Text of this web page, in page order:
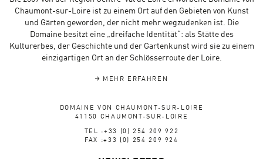
Chaumont-sur-Loire ist zu einem Ort auf den Gebieten von Kunst
und Gärten geworden, der nicht mehr wegzudenken ist. Die
Domaine besitzt eine „dreifache Identität“: als Stätte des
Kulturerbes, der Geschichte und der Gartenkunst wird sie zu einem
einzigartigen Ort an der Schlösserroute der Loire.
MEHR ERFAHREN
DOMAINE VON CHAUMONT-SUR-LOIRE
41150 CHAUMONT-SUR-LOIRE
TEL :+33 (0) 254 209 922
FAX :+33 (0) 254 209 924